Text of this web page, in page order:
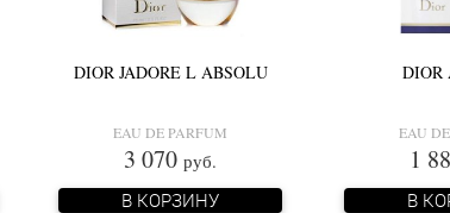
DIOR JADORE L ABSOLU
EAU DE PARFUM
3 070 руб.
В КОРЗИНУ
DIOR
EAU
1
В